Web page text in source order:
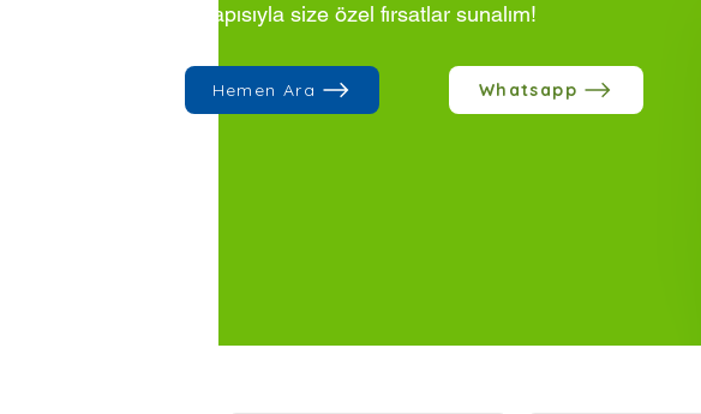
altyapısıyla size özel fırsatlar sunalım!
Hemen Ara Whatsapp